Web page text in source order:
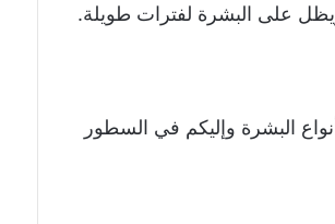
على البشرة لفترات طويلة.
البشرة وإليكم في السطور